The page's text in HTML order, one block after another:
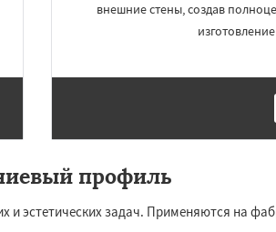
внешние стены, создав
профиль
и эстетических задач. Применяются на